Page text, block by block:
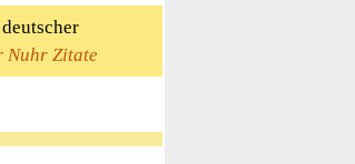
Nuhr Zitate